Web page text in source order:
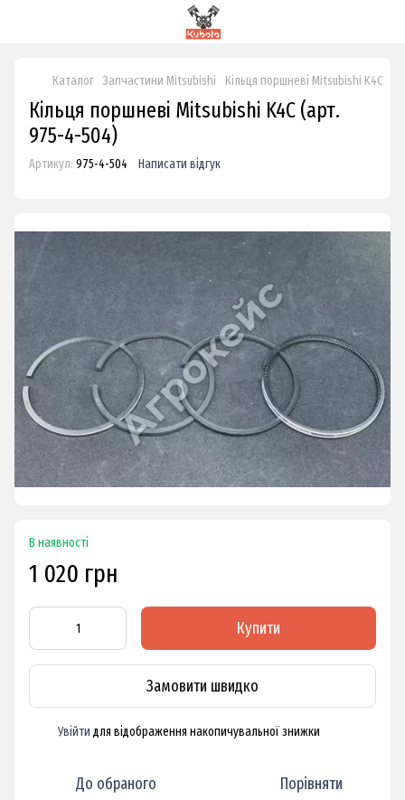
Каталог Запчастини Mitsubishi Кільця поршневі Mitsubishi K4C
Кільця поршневі Mitsubishi K4C (арт.
975-4-504)
Артикул: 975-4-504 Написати відгук
В наявності
1 020 грн
Купити
Замовити швидко
Увійти для відображення накопичувальної знижки
До обраного Порівняти